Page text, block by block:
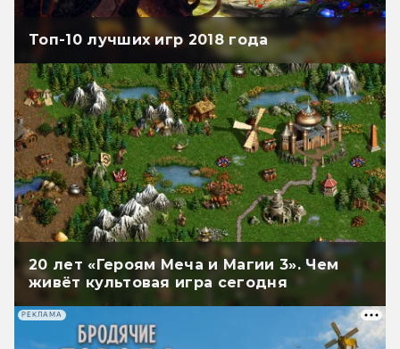
Топ-10 лучших игр 2018 года
20 лет «Героям Меча и Магии 3». Чем
живёт культовая игра сегодня
РЕКЛАМА